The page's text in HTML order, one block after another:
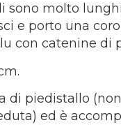
sono molto
e porto una
con catenine di
di piedistallo
ed è